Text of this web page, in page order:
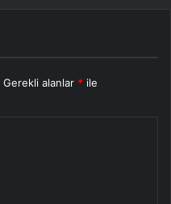
Gerekli alanlar * ile